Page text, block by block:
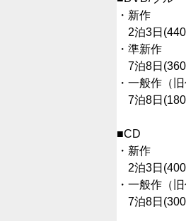
・新作
2泊3日
・準新作
7泊8日
・一般作（旧
7泊8日
■CD
・新作
2泊3日
・一般作（旧
7泊8日